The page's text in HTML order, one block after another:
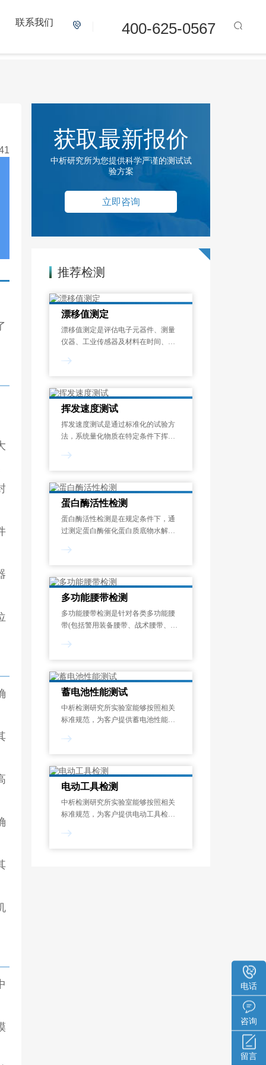
400-625-0567
联系我们
电话
咨询
留言
获取最新报价
中析研究所为您提供科学严谨的测试试
验方案
立即咨询
推荐检测
漂移值测定
漂移值测定是评估电子元器件、测量
仪器、工业传感器及材料在时间、温
能参数偏离初始设定值的程度的标准
件、工业设备及精密仪器中，关键性
能参数随时间
挥发速度测试
挥发速度测试是通过标准化的试验方
法，系统量化物质在特定条件下挥发
试结果以单位时间的质量损失来表
化配方设计并满足法规要求，广泛应
用于化工、涂料、
蛋白酶活性检测
蛋白酶活性检测是在规定条件下，通
过测定蛋白酶催化蛋白质底物水解生
能力的标准化测试过程。酶活力单位
pH条件下，1分钟内水解蛋白质底物
释放1μmol显色呈
多功能腰带检测
多功能腰带检测是针对各类多功能腰
带(包括警用装备腰带、战术腰带、工
性能、化学安全性、环境适应性和使
程。其目的在于验证腰带是否符合国
家强制性
蓄电池性能测试
中析检测研究所实验室能够按照相关
标准规范，为客户提供蓄电池性能测
开路电压测量、内阻测试、寿命测
行检测和分析。一般来说，蓄电池性
能测试报告的出具需
电动工具检测
中析检测研究所实验室能够按照相关
标准规范，为客户提供电动工具检测
率测定、过载测试、噪声检测、绝缘